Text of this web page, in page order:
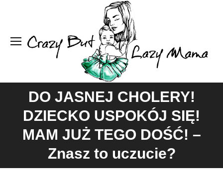
DO JASNEJ CHOLERY!
DZIECKO USPOKÓJ SIĘ!
MAM JUŻ TEGO DOŚĆ! –
Znasz to uczucie?
You are here: